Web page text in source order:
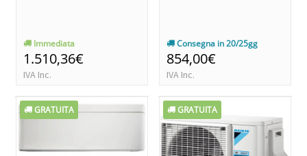
Immediata
1.510,36€
IVA Inc.
Consegna in 20/25gg
854,00€
IVA Inc.
GRATUITA GRATUITA